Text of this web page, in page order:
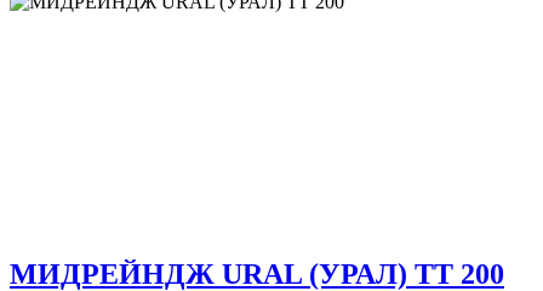
МИДРЕЙНДЖ URAL (УРАЛ) TT 200